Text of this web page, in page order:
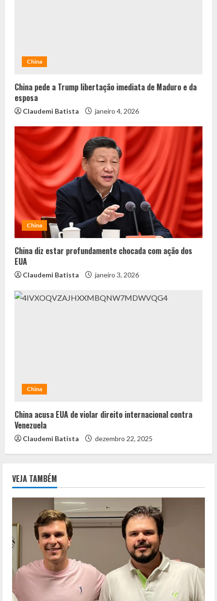
China
China pede a Trump libertação imediata de Maduro e da
esposa
Claudemi Batista janeiro 4, 2026
China
China diz estar profundamente chocada com ação dos
EUA
Claudemi Batista janeiro 3, 2026
China
China acusa EUA de violar direito internacional contra
Venezuela
Claudemi Batista dezembro 22, 2025
VEJA TAMBÉM